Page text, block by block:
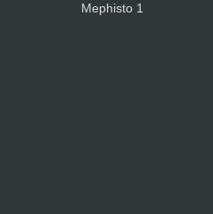
Mephisto 1